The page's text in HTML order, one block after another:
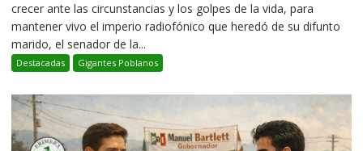
crecer ante las circunstancias y los golpes de la vida, para
mantener vivo el imperio radiofónico que heredó de su difunto
marido, el senador de la...
Destacadas Gigantes Poblanos